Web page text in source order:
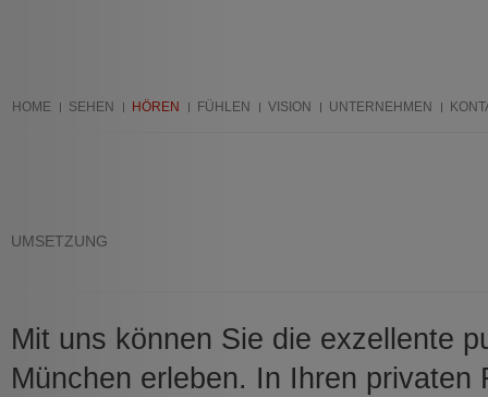
HOME SEHEN HÖREN FÜHLEN VISION UNTERNEHMEN
UMSETZUNG
Mit uns können Sie die exzellente
München erleben. In Ihren